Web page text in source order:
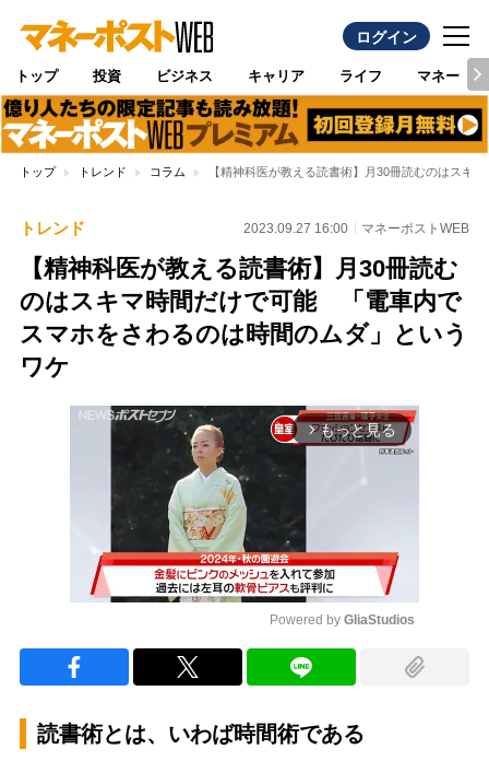
ログイン
トップ 投資 ビジネス キャリア ライフ マネー
トップ トレンド コラム 【精神科医が教える読書術】月30冊読むのはス
トレンド 2023.09.27 16:00 マネーポストWEB
【精神科医が教える読書術】月30冊読む
のはスキマ時間だけで可能 「電車内で
スマホをさわるのは時間のムダ」という
ワケ
arrow_forward_ios もっと見る
Powered by GliaStudios
読書術とは、いわば時間術である